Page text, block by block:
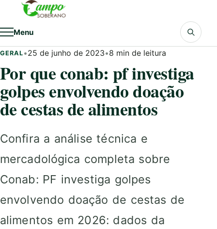
Pular para o conteúdo
Menu
GERAL •25 de junho de 2023•8 min de leitura
Por que conab: pf investiga
golpes envolvendo doação
de cestas de alimentos
Confira a análise técnica e
mercadológica completa sobre
Conab: PF investiga golpes
envolvendo doação de cestas de
alimentos em 2026: dados da